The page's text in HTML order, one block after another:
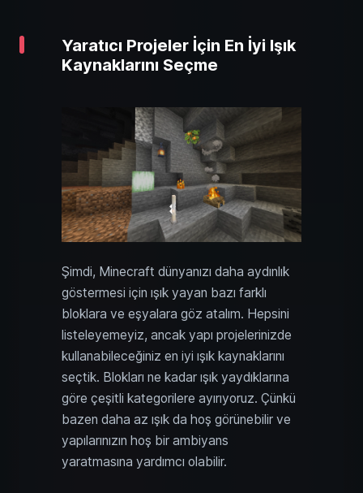
Yaratıcı Projeler İçin En İyi Işık
Kaynaklarını Seçme
Şimdi, Minecraft dünyanızı daha aydınlık
göstermesi için ışık yayan bazı farklı
bloklara ve eşyalara göz atalım. Hepsini
listeleyemeyiz, ancak yapı projelerinizde
kullanabileceğiniz en iyi ışık kaynaklarını
seçtik. Blokları ne kadar ışık yaydıklarına
göre çeşitli kategorilere ayırıyoruz. Çünkü
bazen daha az ışık da hoş görünebilir ve
yapılarınızın hoş bir ambiyans
yaratmasına yardımcı olabilir.